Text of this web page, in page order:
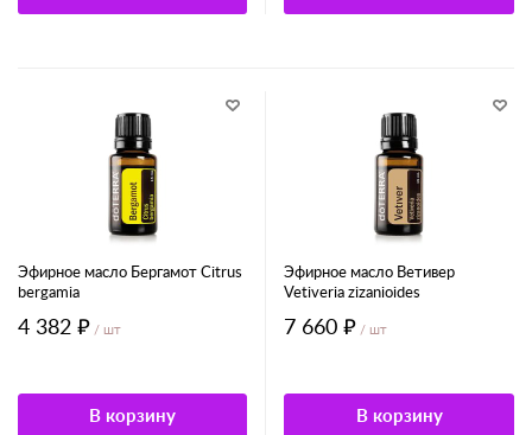
Эфирное масло Бергамот Citrus
bergamia
4 382 ₽ / шт
В корзину
Эфирное масло Ветивер
Vetiveria zizanioides
7 660 ₽ / шт
В корзину